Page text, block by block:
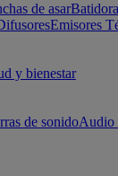
de asar
Emisores
y bienestar
de sonidoAudio